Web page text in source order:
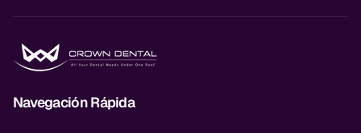
Navegación Rápida